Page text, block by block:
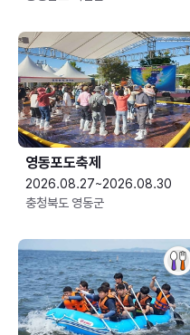
영동포도축제
2026.08.27~2026.08.30
충청북도 영동군